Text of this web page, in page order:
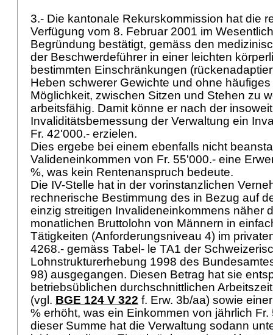
3.- Die kantonale Rekurskommission hat die
Verfügung vom 8. Februar 2001 im
Begründung bestätigt, gemäss den
der Beschwerdeführer in einer leichten
bestimmten Einschränkungen
Heben schwerer Gewichte und ohne
Möglichkeit, zwischen Sitzen und Stehen zu
arbeitsfähig. Damit könne er nach der
Invaliditätsbemessung der Verwaltung ein
Fr. 42'000.- erzielen.
Dies ergebe bei einem ebenfalls nicht
Valideneinkommen von Fr. 55'000.- eine
%, was kein Rentenanspruch bedeute.
Die IV-Stelle hat in der vorinstanzlichen
rechnerische Bestimmung des in Bezug auf
einzig streitigen Invalideneinkommens näher
monatlichen Bruttolohn von Männern in
Tätigkeiten (Anforderungsniveau 4) im
4268.- gemäss Tabel- le TA1 der
Lohnstrukturerhebung 1998 des
98) ausgegangen. Diesen Betrag hat sie
betriebsüblichen durchschnittlichen
(vgl. BGE 124 V 322 f. Erw. 3b/aa) sowie
% erhöht, was ein Einkommen von jährlich
dieser Summe hat die Verwaltung sodann